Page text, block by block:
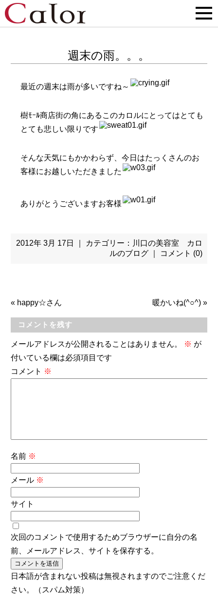
週末の雨。。。
最近の週末は雨が多いですね～
樹ﾓｰﾙ商店街の角にあるこのカロルにとってはとても
とても悲しい限りです
そんな天気にもかかわらず、今日はたっくさんのお
客様にお越しいただきました
ありがとうございますお客様
2012年 3月 17日 ｜ カテゴリー： 川口の美容室 カロ
ルのブログ｜ コメント (0)
« happy☆さん 暖かいね(^○^)»
コメントを残す
メールアドレスが公開されることはありません。 ※ が
付いている欄は必須項目です
コメント ※
名前 ※
メール ※
サイト
次回のコメントで使用するためブラウザーに自分の名
前、メールアドレス、サイトを保存する。
日本語が含まれない投稿は無視されますのでご注意くだ
さい。（スパム対策）